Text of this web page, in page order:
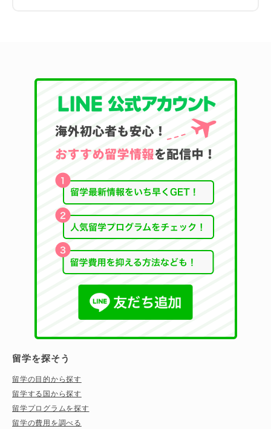
留学を探そう
留学の目的から探す
留学する国から探す
留学プログラムを探す
留学の費用を調べる